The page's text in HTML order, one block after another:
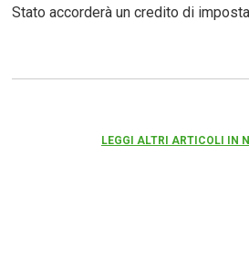
Stato accorderà un credito di
LEGGI ALTRI ARTICOLI IN